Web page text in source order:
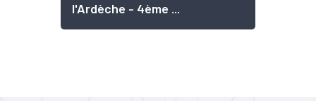
l'Ardèche - 4ème ...